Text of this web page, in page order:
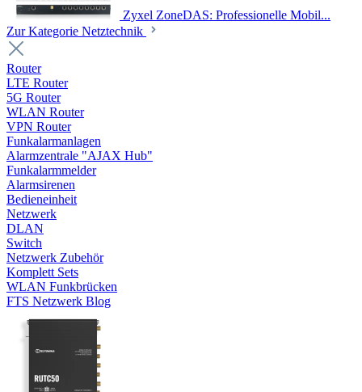
Zyxel ZoneDAS: Professionelle Mobil...
Zur Kategorie Netztechnik
Router
LTE Router
5G Router
WLAN Router
VPN Router
Funkalarmanlagen
Alarmzentrale "AJAX Hub"
Funkalarmmelder
Alarmsirenen
Bedieneinheit
Netzwerk
DLAN
Switch
Netzwerk Zubehör
Komplett Sets
WLAN Funkbrücken
FTS Netzwerk Blog